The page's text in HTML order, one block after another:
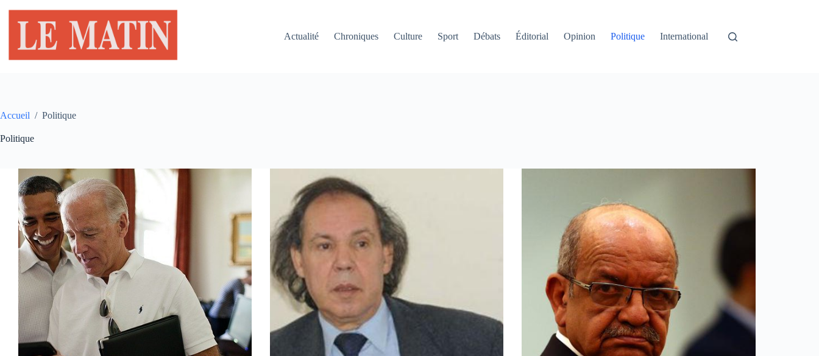
contenu
Actualité
Chroniques Culture Sport Débats Éditorial Opinion Politique International
Accueil / Politique
Politique